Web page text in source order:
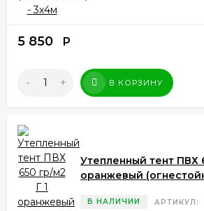
5 850 Р
- + В КОРЗИНУ
Утепленный тент ПВХ
оранжевый
В НАЛИЧИИ АРТИКУЛ: